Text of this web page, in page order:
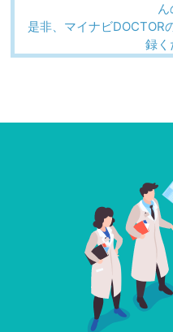
ん
是非、マイナビDOCTOR
録く